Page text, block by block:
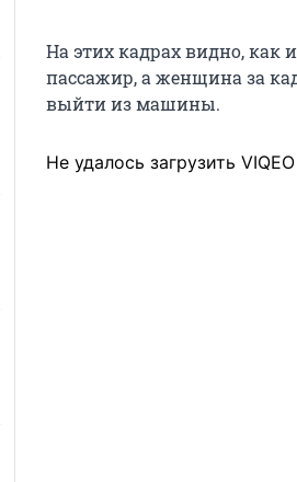
На этих кадрах видно, как
пассажир, а женщина за
выйти из машины.
Не удалось загрузить VIQEO